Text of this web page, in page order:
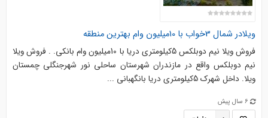
ویلادر شمال 3خواب با 10میلیون وام بهترین منطقه
فروش ویلا نیم دوبلکس 5کیلومتری دریا با 10میلیون وام بانکی. . فروش ويلا
نیم دوبلکس واقع در مازندران شهرستان ساحلی نور شهرجنگلی چمستان
ويلا. داخل شهرک 5کیلومتری دریا بانگهبانی ...
6 سال پیش